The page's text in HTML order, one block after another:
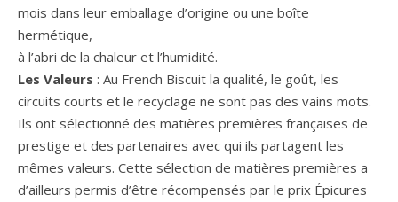
mois dans leur emballage d’origine ou une boîte
hermétique,
à l’abri de la chaleur et l’humidité.
Les Valeurs : Au French Biscuit la qualité, le goût, les
circuits courts et le recyclage ne sont pas des vains mots.
Ils ont sélectionné des matières premières françaises de
prestige et des partenaires avec qui ils partagent les
mêmes valeurs. Cette sélection de matières premières a
d’ailleurs permis d’être récompensés par le prix Épicures